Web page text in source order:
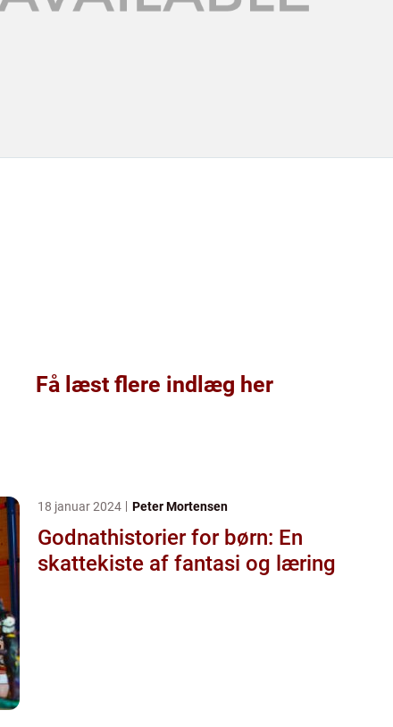
Få læst flere indlæg her
18 januar 2024 Peter Mortensen
Godnathistorier for børn: En
skattekiste af fantasi og læring